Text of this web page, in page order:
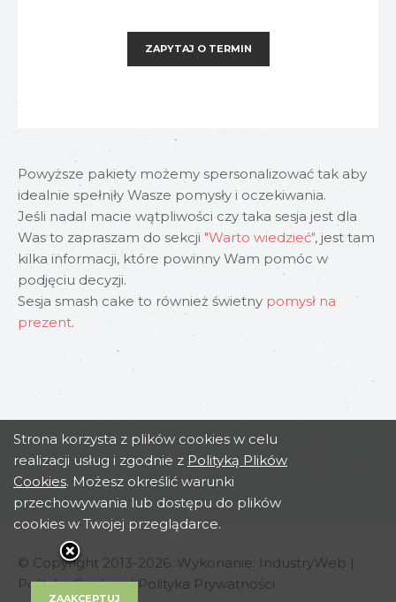
Strona korzysta z plików cookies w celu
realizacji usług i zgodnie z Polityką Plików
Cookies. Możesz określić warunki
przechowywania lub dostępu do plików
cookies w Twojej przeglądarce.
ZAAKCEPTUJ
ZAPYTAJ O TERMIN
Powyższe pakiety możemy spersonalizować tak aby
idealnie spełniły Wasze pomysły i oczekiwania.
Jeśli nadal macie wątpliwości czy taka sesja jest dla
Was to zapraszam do sekcji "Warto wiedzieć", jest tam
kilka informacji, które powinny Wam pomóc w
podjęciu decyzji.
Sesja smash cake to również świetny pomysł na
prezent.
© Copyright 2013-2026. Wykonanie: IndustryWeb |
Polityka Cookies|Polityka Prywatności